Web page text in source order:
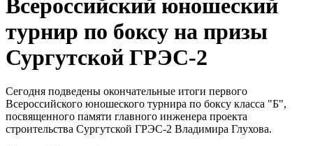
Всероссийский юношеский
турнир по боксу на призы
Сургутской ГРЭС-2
Сегодня подведены окончательные итоги первого
Всероссийского юношеского турнира по боксу класса "Б",
посвященного памяти главного инженера проекта
строительства Сургутской ГРЭС-2 Владимира Глухова.